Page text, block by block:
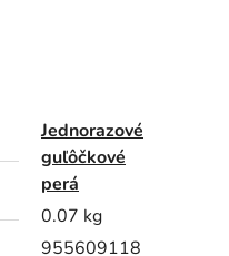
Jednorazové
guľôčkové
perá
0.07 kg
955609118